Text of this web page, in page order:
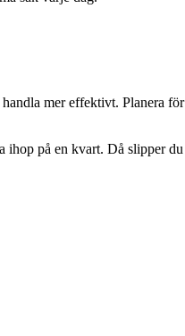
mer effektivt. Planera
på en kvart. Då slipper